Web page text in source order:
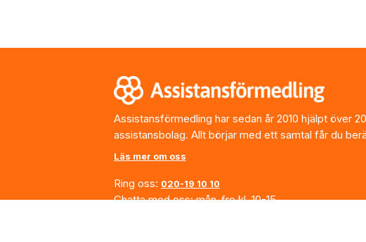
Assistansförmedling har sedan år 2010 hjälpt över
assistansbolag. Allt börjar med ett samtal får du
Läs mer om oss
Ring oss: 020-19 10 10
Chatta med oss: mån-fre kl. 10-15